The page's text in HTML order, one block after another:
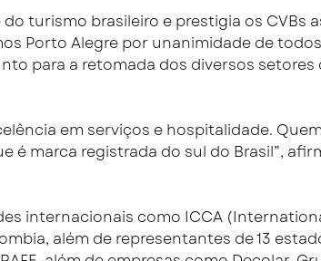
turismo brasileiro e prestigia os CVBs
Porto Alegre por unanimidade de
para a retomada dos diversos setores
em serviços e hospitalidade.
marca registrada do sul do Brasil”,
internacionais como ICCA
além de representantes de 13